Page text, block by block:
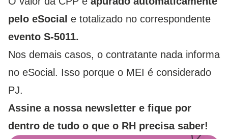
pelo eSocial e totalizado no correspondente
evento S-5011.
Nos demais casos, o contratante nada informa
no eSocial. Isso porque o MEI é considerado
PJ.
Assine a nossa newsletter e fique por
dentro de tudo o que o RH precisa saber!